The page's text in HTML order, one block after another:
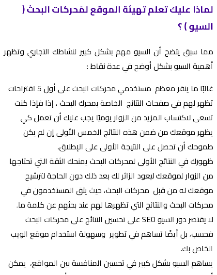
لماذا عليك تعلم تهيئة الموقع لمُحركات البحث (
السيو ) ؟
مما سبق يتضح أن السيو مهم بشكل كبير لنشاطك التجاري وتظهر
أهمية السيو بشكل أوضح في عدة نقاط :
غالبًا ما ينقر معظم مستخدمي محركات البحث على أول 5 اقتراحات
تظهر لهم في صفحات النتائج الخاصة بمحرك البحث ، إذا فإذا كنت
تسعى لاكتساب المزيد من الزوار يوميًا يجب عليك أن تعمل كي
يظهر موقعك من ضمن هذه النتائج الخمس الأولى إن لم يكن
طموحك أن تحصل على النتيجة الأولى على الإطلاق.
ظهورك في النتائج الأولى لمحركات البحث يمنحك الثقة التي تحتاجها
من الزوار لموقعك ليعود الزائر لك بعد ذلك دون الحاجة لترشيح
موقعك له من قبل محركات البحث، حيث يثق المستخدمون في
محركات البحث والنتائج التي تظهرها لهم عند بحثهم عن كلمة ما.
لا يقتصر دور السيو SEO على تحسين النتائج على محركات البحث
فحسب، بل أيضًا تساهم في تطوير وسهولة استخدام موقع الويب
الخاص بك.
يساهم السيو بشكل كبير في تحسين المنافسة بين المواقع، يمكن